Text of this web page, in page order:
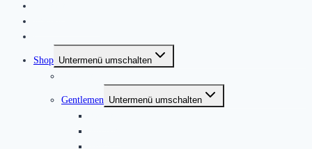
Shop Untermenü umschalten
Gentlemen Untermenü umschalten